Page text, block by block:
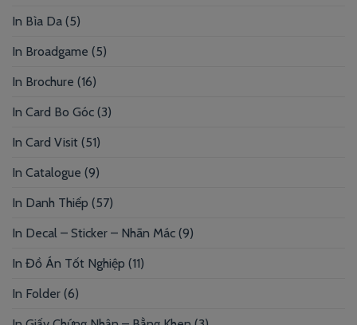
In Bìa Da (5)
In Broadgame (5)
In Brochure (16)
In Card Bo Góc (3)
In Card Visit (51)
In Catalogue (9)
In Danh Thiếp (57)
In Decal – Sticker – Nhãn Mác (9)
In Đồ Án Tốt Nghiệp (11)
In Folder (6)